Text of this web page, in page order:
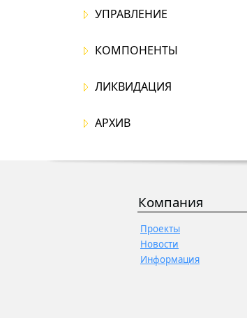
УПРАВЛЕНИЕ
КОМПОНЕНТЫ
ЛИКВИДАЦИЯ
АРХИВ
Компания
Проекты
Новости
Информация